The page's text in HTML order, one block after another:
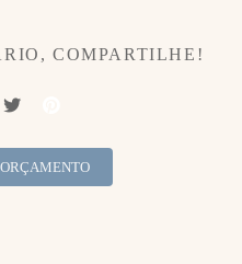
COMPARTILHE!